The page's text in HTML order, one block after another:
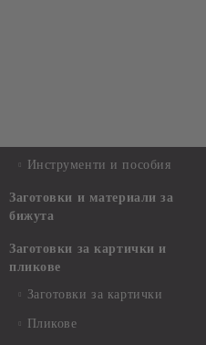
Инструменти и пособия
Заготовки и материали за
бижута
Заготовки за картички и
пликове
Заготовки за картички
Пликове